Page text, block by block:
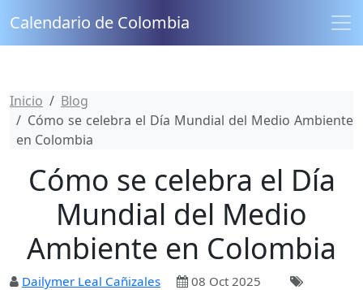
Calendario de Colombia
Inicio
Blog
Cómo se celebra el Día Mundial del Medio Ambiente
en Colombia
Cómo se celebra el Día
Mundial del Medio
Ambiente en Colombia
Dailymer Leal Cañizales 08 Oct 2025